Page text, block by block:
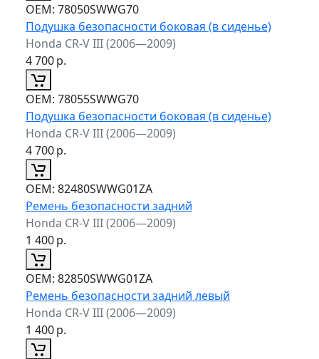
ОЕМ: 78050SWWG70
Подушка безопасности боковая (в сиденье)
Honda CR-V III (2006—2009)
4 700р.
ОЕМ: 78055SWWG70
Подушка безопасности боковая (в сиденье)
Honda CR-V III (2006—2009)
4 700р.
ОЕМ: 82480SWWG01ZA
Ремень безопасности задний
Honda CR-V III (2006—2009)
1 400р.
ОЕМ: 82850SWWG01ZA
Ремень безопасности задний левый
Honda CR-V III (2006—2009)
1 400р.